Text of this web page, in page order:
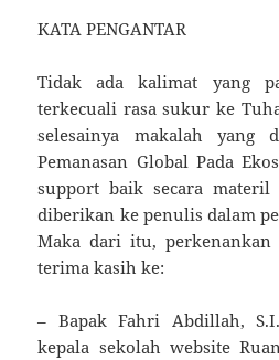
KATA PENGANTAR
Tidak ada kalimat yang
terkecuali rasa sukur ke
selesainya makalah yang
Pemanasan Global Pada
support baik secara
diberikan ke penulis dalam
Maka dari itu, perkenankan
terima kasih ke:
– Bapak Fahri Abdillah,
kepala sekolah website